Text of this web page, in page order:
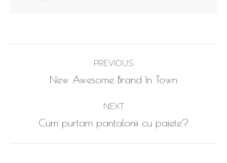
navigation
PREVIOUS
Previous
New Awesome Brand In Town
NEXT
Next
Cum purtam pantalonii cu paiete?